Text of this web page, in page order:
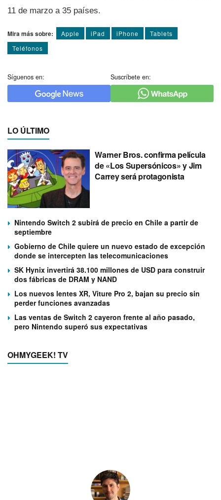
11 de marzo a 35 países.
Mira más sobre: Apple iPad iPhone
Tablets
Teléfonos
Síguenos en: Suscríbete en:
LO ÚLTIMO
Warner Bros. confirma película
de «Los Supersónicos» y Jim
Carrey será protagonista
Nintendo Switch 2 subirá de precio en Chile a partir de
septiembre
Gobierno de Chile quiere un nuevo estado de excepción
donde se intercepten las telecomunicaciones
SK Hynix invertirá 38.100 millones de USD para construir
dos fábricas de DRAM y NAND
Los nuevos lentes XR, Viture Pro 2, bajan su precio sin
perder funciones avanzadas
Las ventas de Switch 2 cayeron frente al año pasado,
pero Nintendo superó sus expectativas
OHMYGEEK! TV